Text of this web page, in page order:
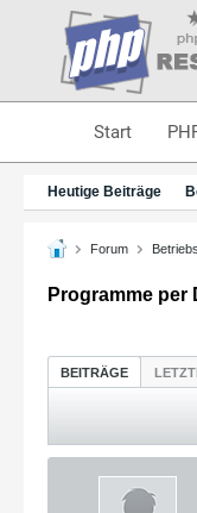
Start
Heutige Beiträge
Forum
Programme per
BEITRÄGE